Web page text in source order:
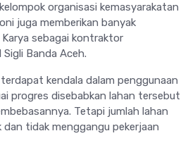
organisasi kemasyarakatan
juga memberikan banyak
sebagai kontraktor
Banda Aceh.
kendala dalam penggunaan
progres disebabkan lahan tersebut
Tetapi jumlah lahan
tidak menggangu pekerjaan